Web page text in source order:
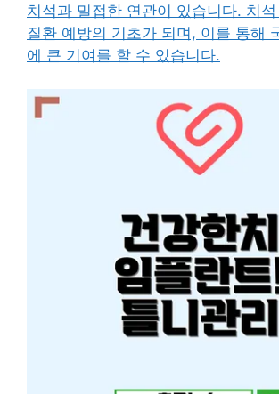
치석과 밀접한 연관이 있습니다. 치
질환 예방의 기초가 되며, 이를 통해
에 큰 기여를 할 수 있습니다.